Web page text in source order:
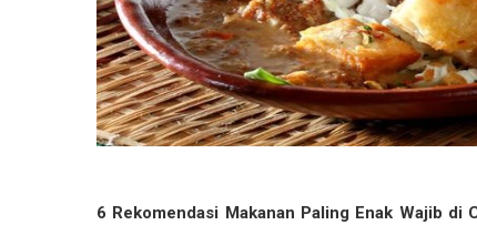
6 Rekomendasi Makanan Paling Enak Wajib di